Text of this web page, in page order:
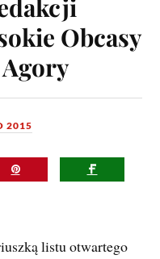
Obcasy
2015
listu otwartego